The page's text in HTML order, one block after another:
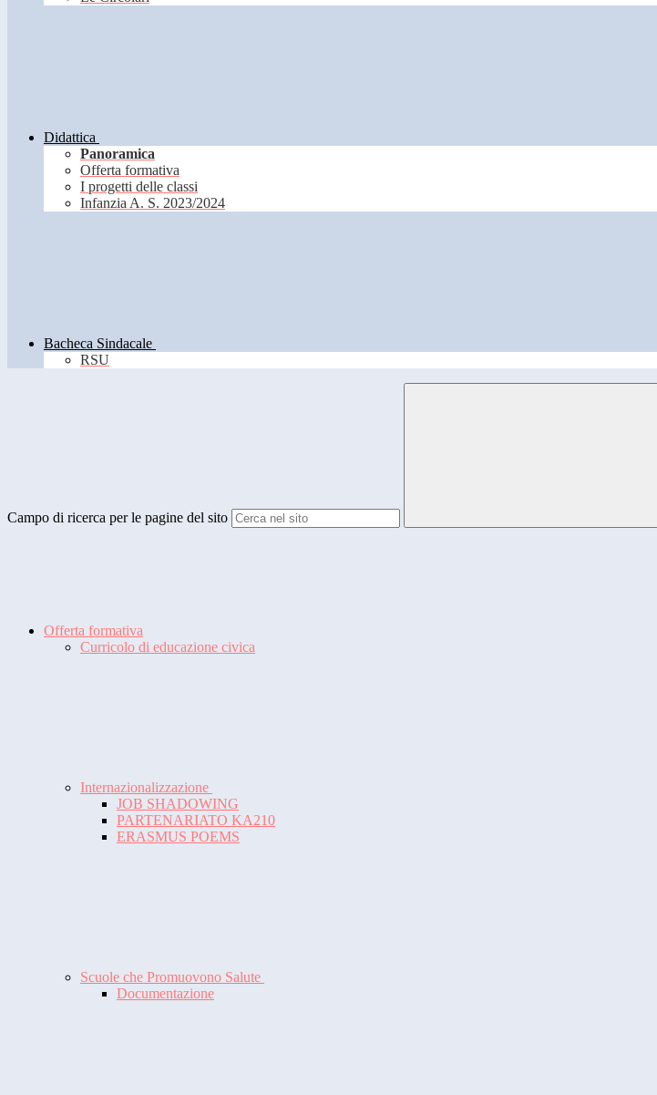
Didattica
Panoramica
Offerta formativa
I progetti delle classi
Infanzia A. S. 2023/2024
Bacheca Sindacale
RSU
Campo di ricerca per le pagine del sito
Offerta formativa
Curricolo di educazione civica
Internazionalizzazione
JOB SHADOWING
PARTENARIATO KA210
ERASMUS POEMS
Scuole che Promuovono Salute
Documentazione